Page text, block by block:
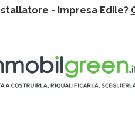
- Impresa Edile?